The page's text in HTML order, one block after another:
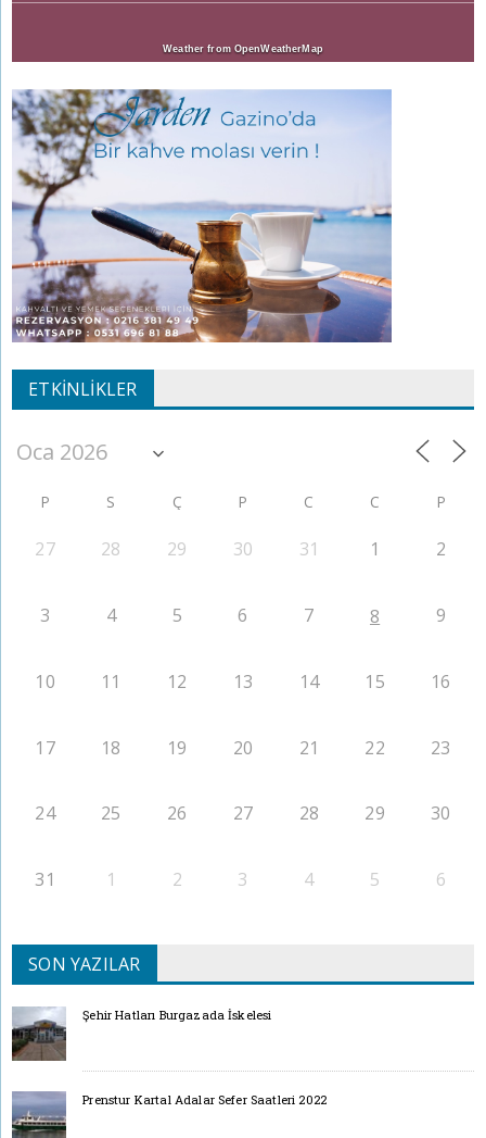
Weather from OpenWeatherMap
ETKINLIKLER
P S Ç P C C P
27 28 29 30 31 1 2
3 4 5 6 7 8 9
10 11 12 13 14 15 16
17 18 19 20 21 22 23
24 25 26 27 28 29 30
31 1 2 3 4 5 6
SON YAZILAR
Şehir Hatları Burgazada İskelesi
Prenstur Kartal Adalar Sefer Saatleri 2022